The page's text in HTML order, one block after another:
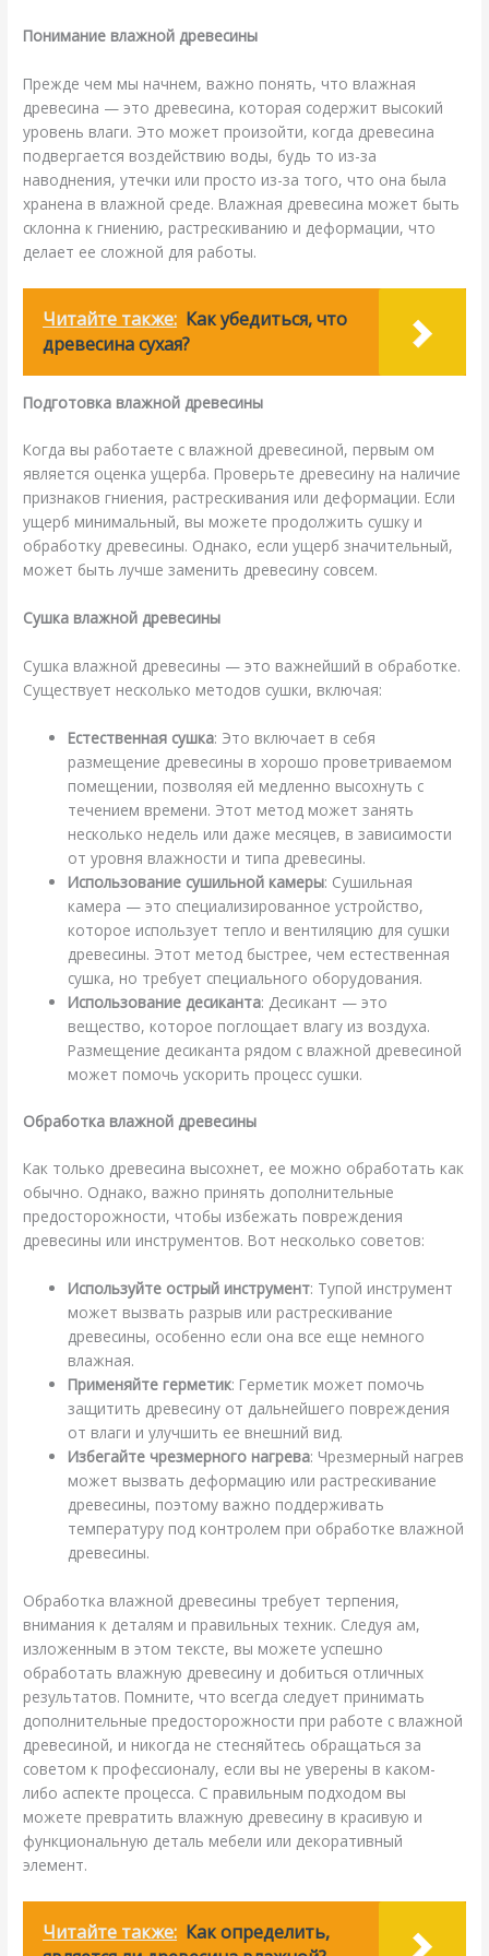
Понимание влажной древесины
Прежде чем мы начнем, важно понять, что влажная
древесина — это древесина, которая содержит высокий
уровень влаги. Это может произойти, когда древесина
подвергается воздействию воды, будь то из-за
наводнения, утечки или просто из-за того, что она была
хранена в влажной среде. Влажная древесина может быть
склонна к гниению, растрескиванию и деформации, что
делает ее сложной для работы.
Читайте также: Как убедиться, что
древесина сухая?
Подготовка влажной древесины
Когда вы работаете с влажной древесиной, первым ом
является оценка ущерба. Проверьте древесину на наличие
признаков гниения, растрескивания или деформации. Если
ущерб минимальный, вы можете продолжить сушку и
обработку древесины. Однако, если ущерб значительный,
может быть лучше заменить древесину совсем.
Сушка влажной древесины
Сушка влажной древесины — это важнейший в обработке.
Существует несколько методов сушки, включая:
Естественная сушка: Это включает в себя
размещение древесины в хорошо проветриваемом
помещении, позволяя ей медленно высохнуть с
течением времени. Этот метод может занять
несколько недель или даже месяцев, в зависимости
от уровня влажности и типа древесины.
Использование сушильной камеры: Сушильная
камера — это специализированное устройство,
которое использует тепло и вентиляцию для сушки
древесины. Этот метод быстрее, чем естественная
сушка, но требует специального оборудования.
Использование десиканта: Десикант — это
вещество, которое поглощает влагу из воздуха.
Размещение десиканта рядом с влажной древесиной
может помочь ускорить процесс сушки.
Обработка влажной древесины
Как только древесина высохнет, ее можно обработать как
обычно. Однако, важно принять дополнительные
предосторожности, чтобы избежать повреждения
древесины или инструментов. Вот несколько советов:
Используйте острый инструмент: Тупой инструмент
может вызвать разрыв или растрескивание
древесины, особенно если она все еще немного
влажная.
Применяйте герметик: Герметик может помочь
защитить древесину от дальнейшего повреждения
от влаги и улучшить ее внешний вид.
Избегайте чрезмерного нагрева: Чрезмерный нагрев
может вызвать деформацию или растрескивание
древесины, поэтому важно поддерживать
температуру под контролем при обработке влажной
древесины.
Обработка влажной древесины требует терпения,
внимания к деталям и правильных техник. Следуя ам,
изложенным в этом тексте, вы можете успешно
обработать влажную древесину и добиться отличных
результатов. Помните, что всегда следует принимать
дополнительные предосторожности при работе с влажной
древесиной, и никогда не стесняйтесь обращаться за
советом к профессионалу, если вы не уверены в каком-
либо аспекте процесса. С правильным подходом вы
можете превратить влажную древесину в красивую и
функциональную деталь мебели или декоративный
элемент.
Читайте также: Как определить,